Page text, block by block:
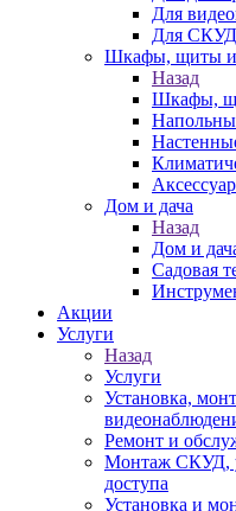
Для
Для СКУД
Шкафы, щиты и
Назад
Шкафы,
Дом и дача
Назад
Дом и
Садовая
Акции
Услуги
Назад
Услуги
Установка,
Ремонт и
Монтаж СКУД,
доступа
Установка и